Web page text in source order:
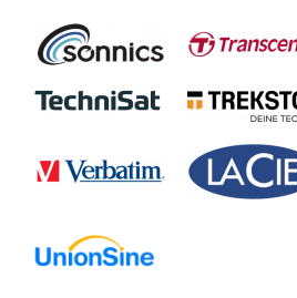
AP2TBAC236R-1
AP2TBAC236U-1
AP4TBAC236B-1
AC532
AP2TBAC532W-1